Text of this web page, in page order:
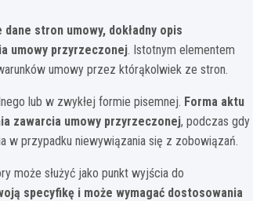
dane stron umowy, dokładny opis
umowy przyrzeczonej. Istotnym elementem
umowy przez którąkolwiek ze stron.
lub w zwykłej formie pisemnej. Forma aktu
zawarcia umowy przyrzeczonej, podczas gdy
w przypadku niewywiązania się z zobowiązań.
może służyć jako punkt wyjścia do
specyfikę i może wymagać dostosowania